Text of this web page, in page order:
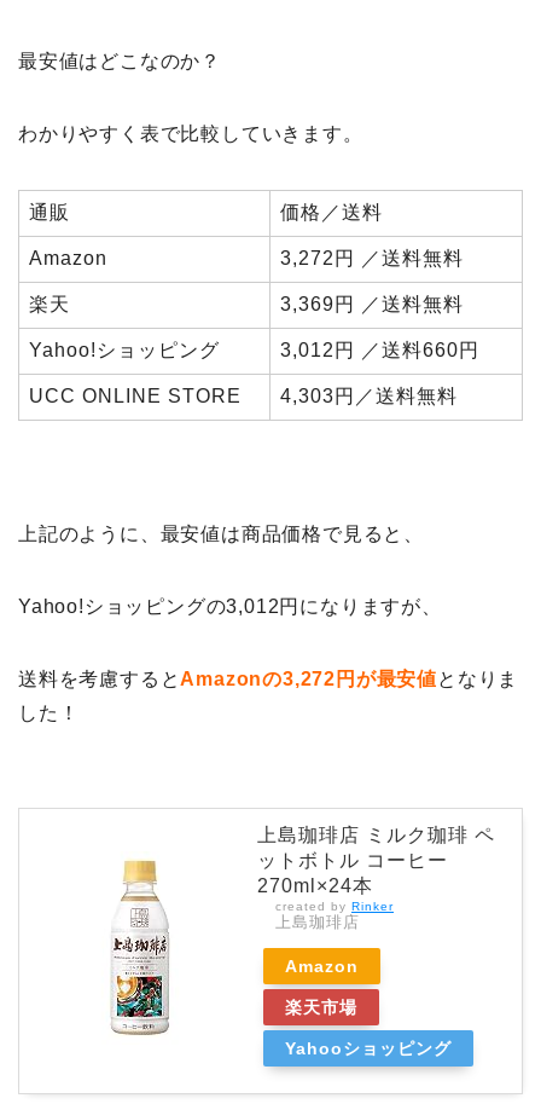
最安値はどこなのか？
わかりやすく表で比較していきます。
通販 価格／送料
Amazon 3,272円 ／送料無料
楽天 3,369円 ／送料無料
Yahoo!ショッピング 3,012円 ／送料660円
UCC ONLINE STORE 4,303円／送料無料
上記のように、最安値は商品価格で見ると、
Yahoo!ショッピングの3,012円になりますが、
送料を考慮するとAmazonの3,272円が最安値となりま
した！
上島珈琲店 ミルク珈琲 ペ
ットボトル コーヒー
270ml×24本
created by Rinker
上島珈琲店
Amazon
楽天市場
Yahooショッピング